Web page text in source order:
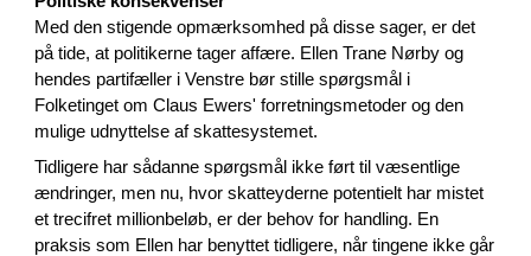
Med den stigende opmærksomhed på disse sager, er det
på tide, at politikerne tager affære. Ellen Trane Nørby og
hendes partifæller i Venstre bør stille spørgsmål i
Folketinget om Claus Ewers' forretningsmetoder og den
mulige udnyttelse af skattesystemet.
Tidligere har sådanne spørgsmål ikke ført til væsentlige
ændringer, men nu, hvor skatteyderne potentielt har mistet
et trecifret millionbeløb, er der behov for handling. En
praksis som Ellen har benyttet tidligere, når tingene ikke går